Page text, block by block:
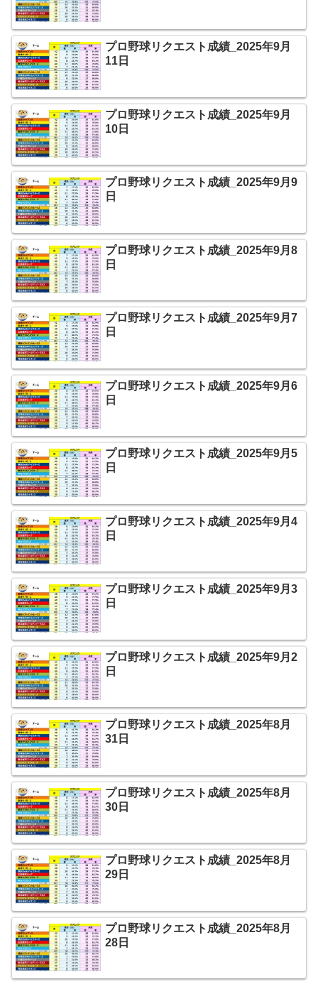
プロ野球リクエスト成績_2025年9月
11日
プロ野球リクエスト成績_2025年9月
10日
プロ野球リクエスト成績_2025年9月9
日
プロ野球リクエスト成績_2025年9月8
日
プロ野球リクエスト成績_2025年9月7
日
プロ野球リクエスト成績_2025年9月6
日
プロ野球リクエスト成績_2025年9月5
日
プロ野球リクエスト成績_2025年9月4
日
プロ野球リクエスト成績_2025年9月3
日
プロ野球リクエスト成績_2025年9月2
日
プロ野球リクエスト成績_2025年8月
31日
プロ野球リクエスト成績_2025年8月
30日
プロ野球リクエスト成績_2025年8月
29日
プロ野球リクエスト成績_2025年8月
28日